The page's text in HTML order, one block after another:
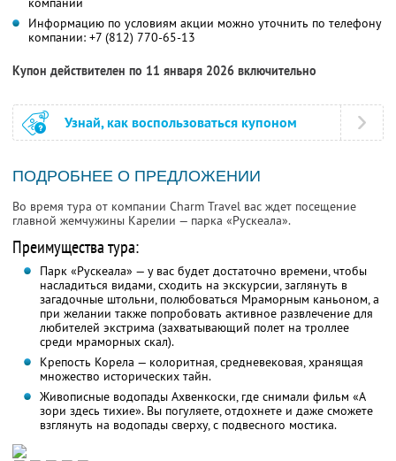
Информацию по условиям акции можно уточнить по телефону
компании: +7 (812) 770-65-13
Купон действителен по 11 января 2026 включительно
Узнай, как воспользоваться купоном
ПОДРОБНЕЕ О ПРЕДЛОЖЕНИИ
Во время тура от компании Charm Travel вас ждет посещение
главной жемчужины Карелии — парка «Рускеала».
Преимущества тура:
Парк «Рускеала» — у вас будет достаточно времени, чтобы
насладиться видами, сходить на экскурсии, заглянуть в
загадочные штольни, полюбоваться Мраморным каньоном, а
при желании также попробовать активное развлечение для
любителей экстрима (захватывающий полет на троллее
среди мраморных скал).
Крепость Корела — колоритная, средневековая, хранящая
множество исторических тайн.
Живописные водопады Ахвенкоски, где снимали фильм «А
зори здесь тихие». Вы погуляете, отдохнете и даже сможете
взглянуть на водопады сверху, с подвесного мостика.